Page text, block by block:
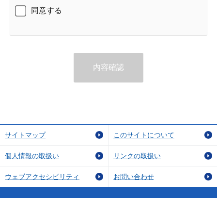
同意する
内容確認
サイトマップ このサイトについて
個人情報の取扱い リンクの取扱い
ウェブアクセシビリティ お問い合わせ